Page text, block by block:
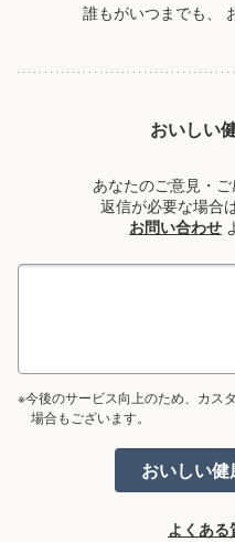
誰もがいつまでも、
おいしい
あなたのご意見・
返信が必要な場合
お問い合わせ
※今後のサービス向上のため、カス
場合もございます。
よくある